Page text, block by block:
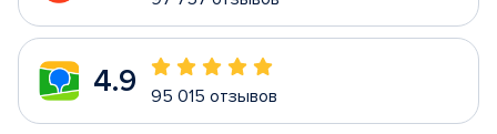
4.9 95 015 отзывов